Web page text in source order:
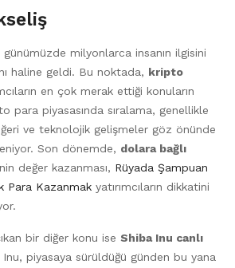
milyonlarca insanın ilgisini
haline geldi. Bu noktada, kripto
en çok merak ettiği konuların
para piyasasında sıralama, genellikle
ve teknolojik gelişmeler göz önünde
Son dönemde, dolara bağlı
değer kazanması, Rüyada Şampuan
Para Kazanmak yatırımcıların dikkatini
bir diğer konu ise Shiba Inu canlı
piyasaya sürüldüğü günden bu yana